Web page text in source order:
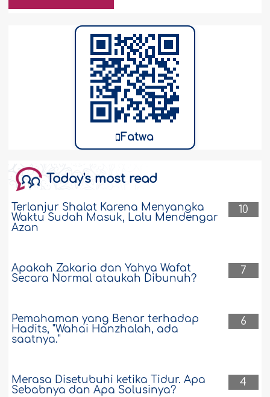
Fatwa
Today's most read
10
Terlanjur Shalat Karena Menyangka
Waktu Sudah Masuk, Lalu Mendengar
Azan
7
Apakah Zakaria dan Yahya Wafat
Secara Normal ataukah Dibunuh?
6
Pemahaman yang Benar terhadap
Hadits, "Wahai Hanzhalah, ada
saatnya."
4
Merasa Disetubuhi ketika Tidur. Apa
Sebabnya dan Apa Solusinya?